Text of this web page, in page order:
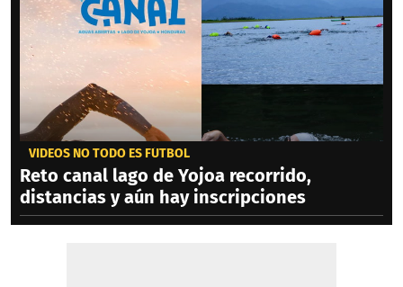
VIDEOS NO TODO ES FÚTBOL
Reto canal lago de Yojoa recorrido,
distancias y aún hay inscripciones